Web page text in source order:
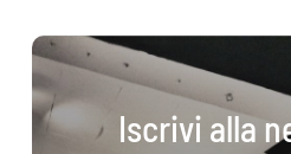
Iscrivi alla